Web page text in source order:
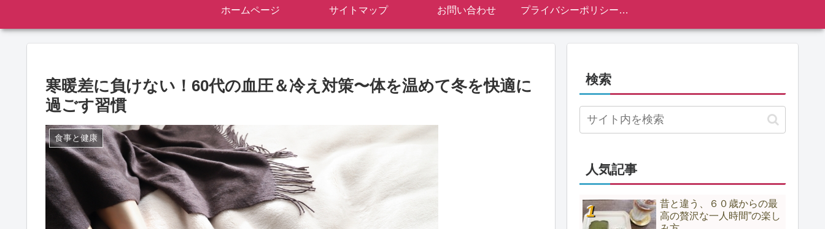
ホームページ サイトマップ お問い合わせ プライバシーポリシー・免責事項
寒暖差に負けない！60代の血圧＆冷え対策〜体を温めて冬を快適に
過ごす習慣
食事と健康
検索
人気記事
昔と違う、６０歳からの最
高の贅沢な一人時間”の楽し